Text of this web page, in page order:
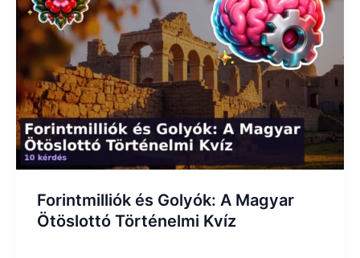
Forintmilliók és Golyók: A Magyar
Ötöslottó Történelmi Kvíz